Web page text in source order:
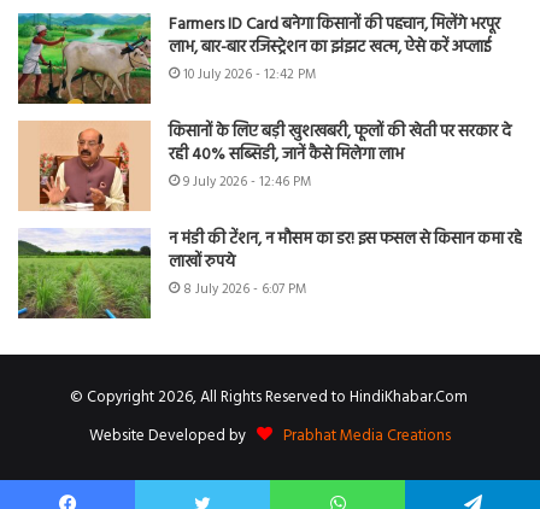
Farmers ID Card बनेगा किसानों की पहचान, मिलेंगे भरपूर
लाभ, बार-बार रजिस्ट्रेशन का झंझट खत्म, ऐसे करें अप्लाई
10 July 2026 - 12:42 PM
किसानों के लिए बड़ी खुशखबरी, फूलों की खेती पर सरकार दे
रही 40% सब्सिडी, जानें कैसे मिलेगा लाभ
9 July 2026 - 12:46 PM
न मंडी की टेंशन, न मौसम का डर! इस फसल से किसान कमा रहे
लाखों रुपये
8 July 2026 - 6:07 PM
© Copyright 2026, All Rights Reserved to HindiKhabar.Com
Website Developed by
Prabhat Media Creations